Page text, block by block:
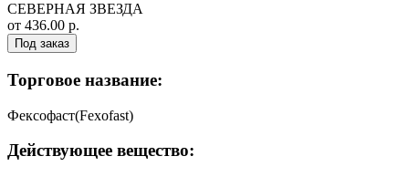
СЕВЕРНАЯ ЗВЕЗДА
от 436.00 р.
Под заказ
Торговое название:
Фексофаст(Fexofast)
Действующее вещество: